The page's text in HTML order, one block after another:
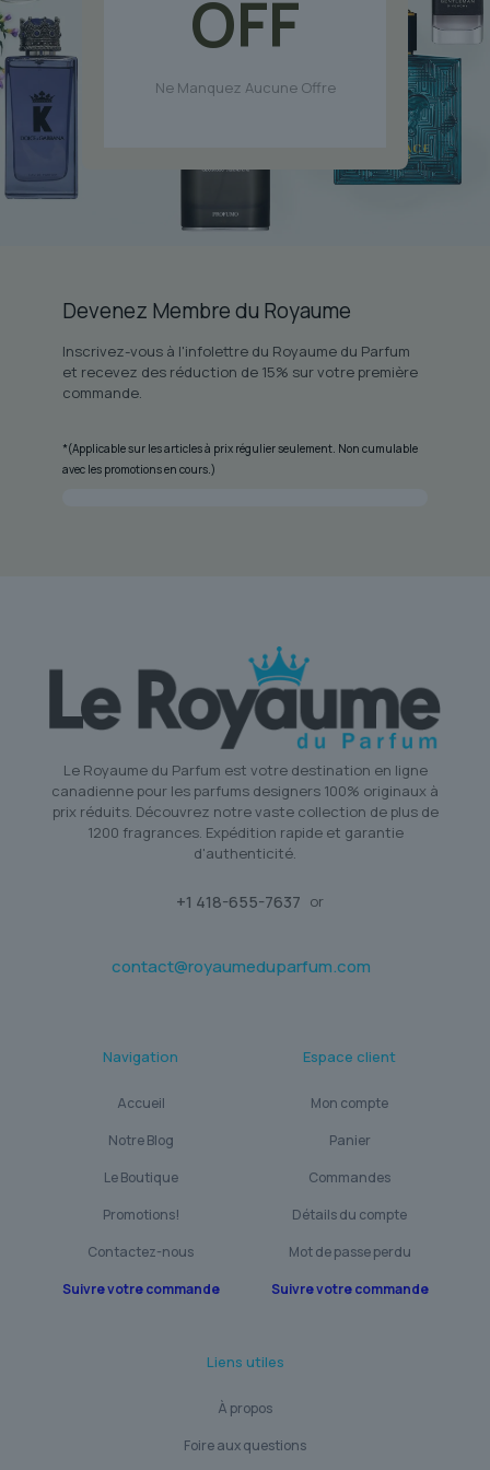
OFF
Ne Manquez Aucune Offre
Devenez Membre du Royaume
Inscrivez-vous à l'infolettre du Royaume du Parfum
et recevez des réduction de 15% sur votre première
commande.
*(Applicable sur les articles à prix régulier seulement. Non cumulable
avec les promotions en cours.)
Le Royaume du Parfum est votre destination en ligne
canadienne pour les parfums designers 100% originaux à
prix réduits. Découvrez notre vaste collection de plus de
1200 fragrances. Expédition rapide et garantie
d'authenticité.
+1 418-655-7637 or
contact@royaumeduparfum.com
Navigation
Accueil
Notre Blog
Le Boutique
Promotions!
Contactez-nous
Suivre votre commande
Espace client
Mon compte
Panier
Commandes
Détails du compte
Mot de passe perdu
Suivre votre commande
Liens utiles
À propos
Foire aux questions